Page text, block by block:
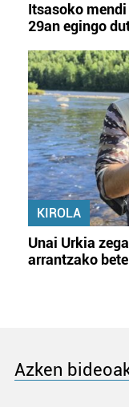
Itsasoko
29an egingo
KIROLA
Unai Urkia
arrantzako
Azken